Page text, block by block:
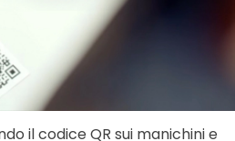
il codice QR sui manichini e